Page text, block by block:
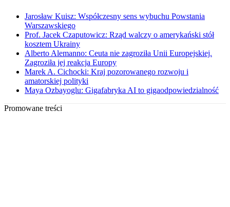
Jarosław Kuisz: Współczesny sens wybuchu Powstania
Warszawskiego
Prof. Jacek Czaputowicz: Rząd walczy o amerykański stół
kosztem Ukrainy
Alberto Alemanno: Ceuta nie zagroziła Unii Europejskiej.
Zagroziła jej reakcja Europy
Marek A. Cichocki: Kraj pozorowanego rozwoju i
amatorskiej polityki
Maya Ozbayoglu: Gigafabryka AI to gigaodpowiedzialność
Promowane treści